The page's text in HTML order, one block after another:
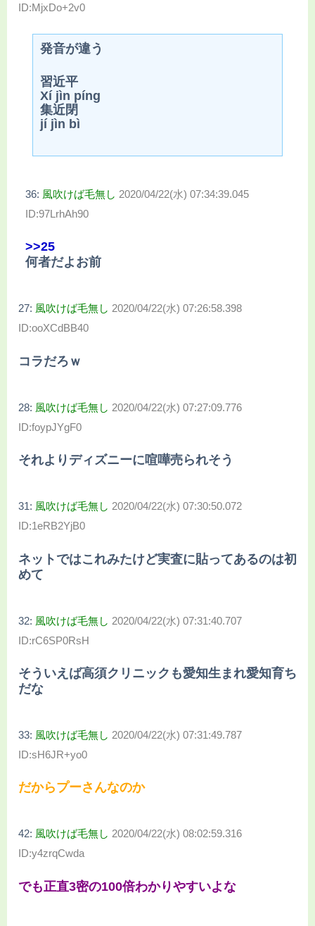
ID:MjxDo+2v0
発音が違う
習近平
Xí jìn píng
集近閉
jí jìn bì
36: 風吹けば毛無し 2020/04/22(水) 07:34:39.045
ID:97LrhAh90
>>25
何者だよお前
27: 風吹けば毛無し 2020/04/22(水) 07:26:58.398
ID:ooXCdBB40
コラだろｗ
28: 風吹けば毛無し 2020/04/22(水) 07:27:09.776
ID:foypJYgF0
それよりディズニーに喧嘩売られそう
31: 風吹けば毛無し 2020/04/22(水) 07:30:50.072
ID:1eRB2YjB0
ネットではこれみたけど実査に貼ってあるのは初
めて
32: 風吹けば毛無し 2020/04/22(水) 07:31:40.707
ID:rC6SP0RsH
そういえば高須クリニックも愛知生まれ愛知育ち
だな
33: 風吹けば毛無し 2020/04/22(水) 07:31:49.787
ID:sH6JR+yo0
だからプーさんなのか
42: 風吹けば毛無し 2020/04/22(水) 08:02:59.316
ID:y4zrqCwda
でも正直3密の100倍わかりやすいよな